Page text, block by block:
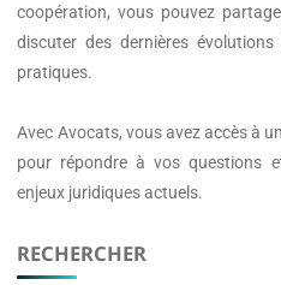
coopération, vous pouvez
discuter des dernières
pratiques.
Avec Avocats, vous avez accès à
pour répondre à vos questions
enjeux juridiques actuels.
RECHERCHER